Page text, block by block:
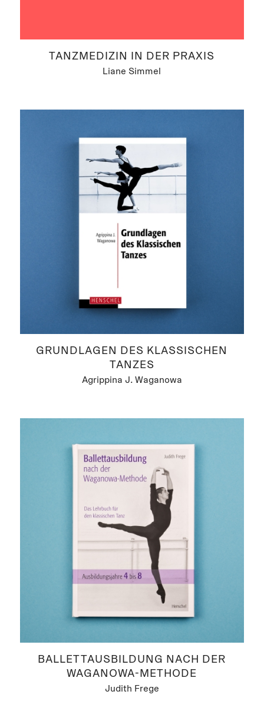
TANZMEDIZIN IN DER PRAXIS
Liane Simmel
GRUNDLAGEN DES KLASSISCHEN
TANZES
Agrippina J. Waganowa
BALLETTAUSBILDUNG NACH DER
WAGANOWA-METHODE
Judith Frege